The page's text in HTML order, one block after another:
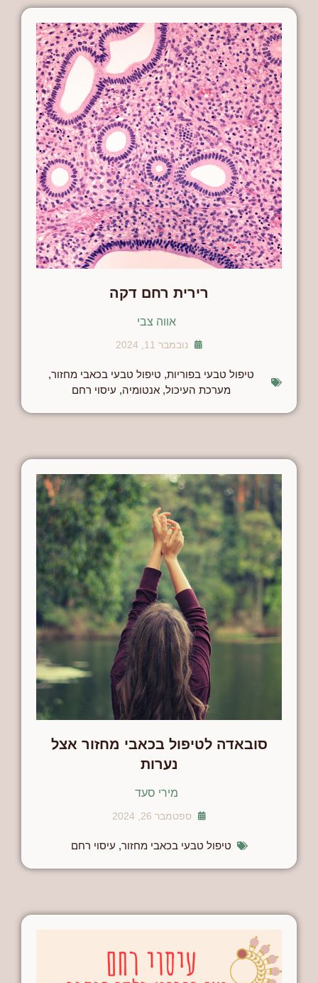
רירית רחם דקה
אווה צבי
נובמבר 11, 2024
טיפול טבעי בפוריות, טיפול טבעי בכאבי מחזור,
מערכת העיכול,אנטומיה, עיסוי רחם
סובאדה לטיפול בכאבי מחזור אצל
נערות
מירי סעד
ספטמבר 26, 2024
טיפול טבעי בכאבי מחזור, עיסוי רחם